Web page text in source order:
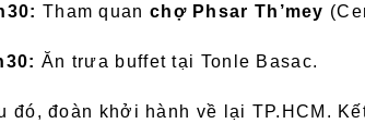
Tham quan chợ Phsar Th’mey
Ăn trưa buffet tại Tonle Basac.
đó, đoàn khởi hành về lại TP.HCM.